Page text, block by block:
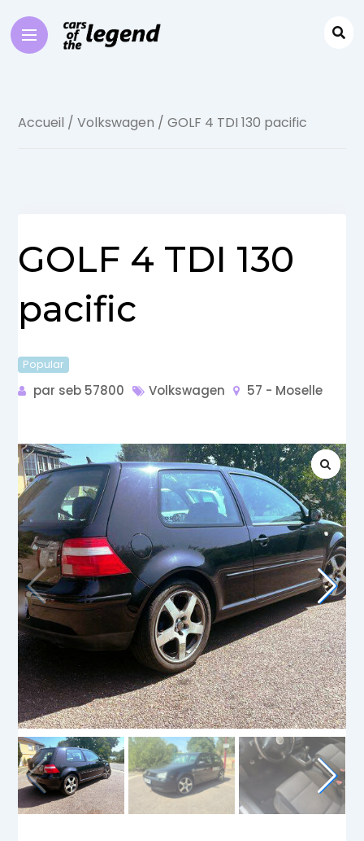
Accueil /Volkswagen / GOLF 4 TDI 130 pacific
GOLF 4 TDI 130
pacific
Popular
par seb 57800 Volkswagen 57 - Moselle